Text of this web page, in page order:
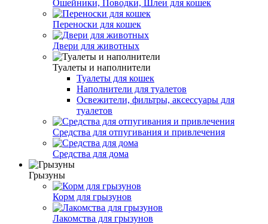
Ошейники, Поводки, Шлеи для кошек
Переноски для кошек
Двери для животных
Туалеты и наполнители
Туалеты для кошек
Наполнители для туалетов
Освежители, фильтры, аксессуары для
туалетов
Средства для отпугивания и привлечения
Средства для дома
Грызуны
Корм для грызунов
Лакомства для грызунов